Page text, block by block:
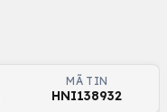
MÃ TIN
HNI138932